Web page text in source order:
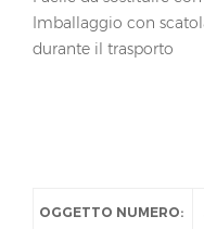
Imballaggio con
durante il trasporto
OGGETTO NUMERO: